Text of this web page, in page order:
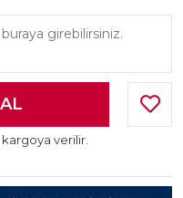
kargoya verilir.